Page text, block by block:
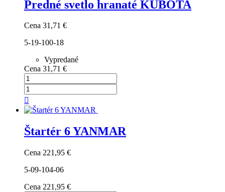
Predné svetlo hranaté KUBOTA
Cena 31,71 €
5-19-100-18
Vypredané
Cena 31,71 €

Štartér 6 YANMAR
Cena 221,95 €
5-09-104-06
Cena 221,95 €